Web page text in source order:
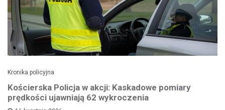
Kronika policyjna
Kościerska Policja w akcji: Kaskadowe pomiary
prędkości ujawniają 62 wykroczenia